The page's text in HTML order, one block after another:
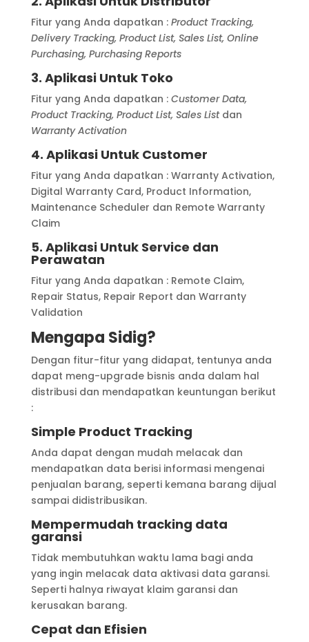
Fitur yang Anda dapatkan : Product Tracking,
Delivery Tracking, Product List, Sales List, Online
Purchasing, Purchasing Reports
3. Aplikasi Untuk Toko
Fitur yang Anda dapatkan : Customer Data,
Product Tracking, Product List, Sales List dan
Warranty Activation
4. Aplikasi Untuk Customer
Fitur yang Anda dapatkan : Warranty Activation,
Digital Warranty Card, Product Information,
Maintenance Scheduler dan Remote Warranty
Claim
5. Aplikasi Untuk Service dan
Perawatan
Fitur yang Anda dapatkan : Remote Claim,
Repair Status, Repair Report dan Warranty
Validation
Mengapa Sidig?
Dengan fitur-fitur yang didapat, tentunya anda
dapat meng-upgrade bisnis anda dalam hal
distribusi dan mendapatkan keuntungan berikut
:
Simple Product Tracking
Anda dapat dengan mudah melacak dan
mendapatkan data berisi informasi mengenai
penjualan barang, seperti kemana barang dijual
sampai didistribusikan.
Mempermudah tracking data
garansi
Tidak membutuhkan waktu lama bagi anda
yang ingin melacak data aktivasi data garansi.
Seperti halnya riwayat klaim garansi dan
kerusakan barang.
Cepat dan Efisien